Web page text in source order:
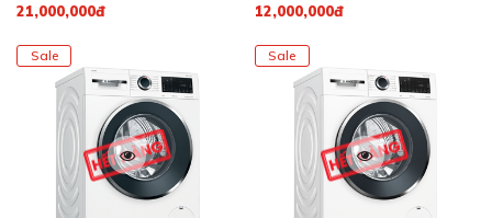
21,000,000đ 12,000,000đ
Sale Sale